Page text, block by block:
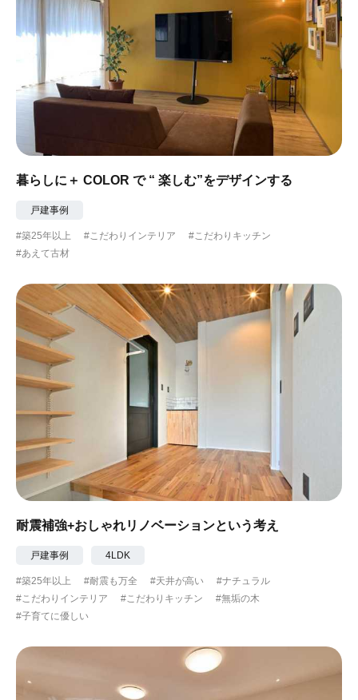
暮らしに＋ COLOR で “ 楽しむ”をデザインする
戸建事例
#築25年以上 #こだわりインテリア
#こだわりキッチン
#あえて古材
耐震補強+おしゃれリノベーションという考え
戸建事例 4LDK
#築25年以上 #耐震も万全 #天井が高い
#ナチュラル
#こだわりインテリア
#こだわりキッチン
#無垢の木
#子育てに優しい